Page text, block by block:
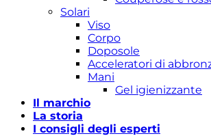
Solari
Viso
Corpo
Doposole
Acceleratori di
Mani
Gel igienizzante
Il marchio
La storia
I consigli degli esperti